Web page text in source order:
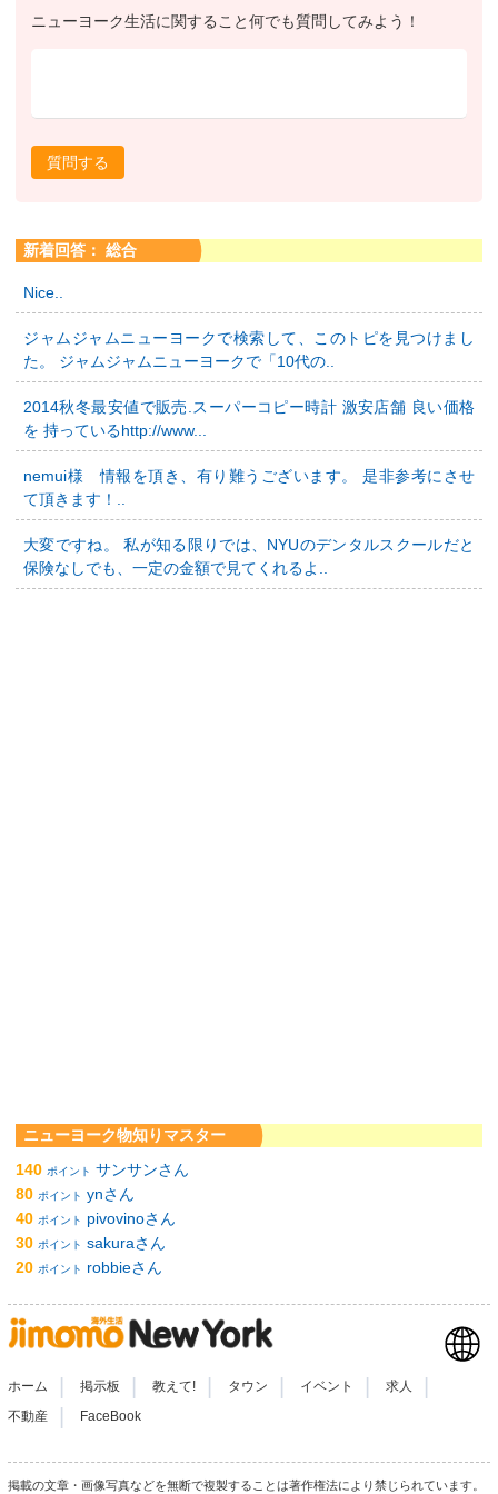
ニューヨーク生活に関すること何でも質問してみよう！
質問する
新着回答： 総合
Nice..
ジャムジャムニューヨークで検索して、このトピを見つけまし
た。 ジャムジャムニューヨークで「10代の..
2014秋冬最安値で販売.スーパーコピー時計 激安店舗 良い価格
を 持っているhttp://www...
nemui様 情報を頂き、有り難うございます。 是非参考にさせ
て頂きます！..
大変ですね。 私が知る限りでは、NYUのデンタルスクールだと
保険なしでも、一定の金額で見てくれるよ..
ニューヨーク物知りマスター
140 ポイント サンサンさん
80 ポイント ynさん
40 ポイント
pivovinoさん
30 ポイント sakuraさん
20 ポイント robbieさん
ホーム 掲示板 教えて! タウン イベント 求人
不動産 FaceBook
掲載の文章・画像写真などを無断で複製することは著作権法により禁じられています。